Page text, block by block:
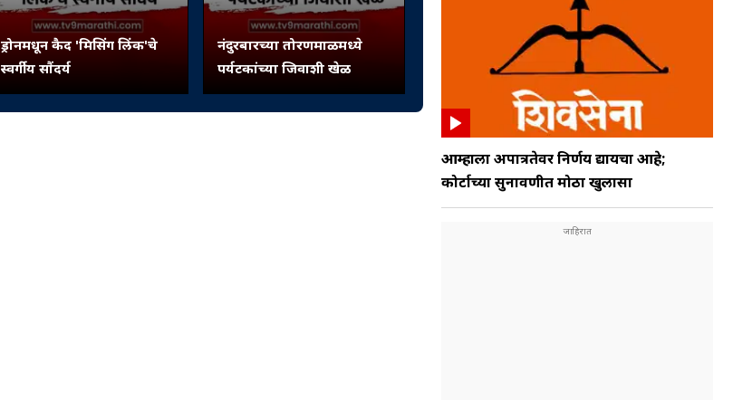
ड्रोनमधून कैद 'मिसिंग लिंक'चे
स्वर्गीय सौंदर्य
नंदुरबारच्या तोरणमाळमध्ये
पर्यटकांच्या जिवाशी खेळ
आम्हाला अपात्रतेवर निर्णय द्यायचा आहे;
कोर्टाच्या सुनावणीत मोठा खुलासा